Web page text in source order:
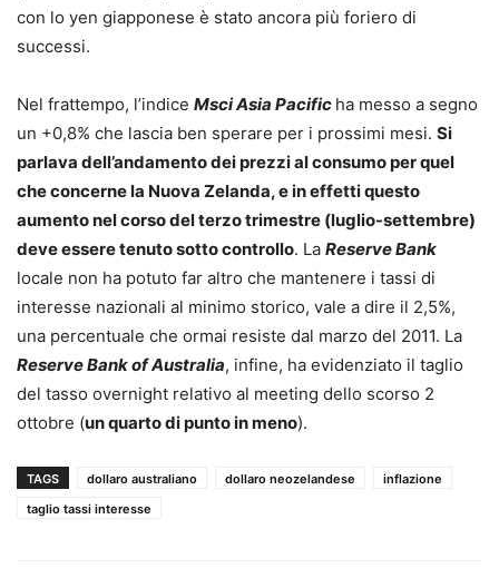
con lo yen giapponese è stato ancora più foriero di
successi.
Nel frattempo, l’indice Msci Asia Pacific ha messo a segno
un +0,8% che lascia ben sperare per i prossimi mesi. Si
parlava dell’andamento dei prezzi al consumo per quel
che concerne la Nuova Zelanda, e in effetti questo
aumento nel corso del terzo trimestre (luglio-settembre)
deve essere tenuto sotto controllo. La Reserve Bank
locale non ha potuto far altro che mantenere i tassi di
interesse nazionali al minimo storico, vale a dire il 2,5%,
una percentuale che ormai resiste dal marzo del 2011. La
Reserve Bank of Australia, infine, ha evidenziato il taglio
del tasso overnight relativo al meeting dello scorso 2
ottobre (un quarto di punto in meno).
TAGS dollaro australiano dollaro neozelandese
inflazione
taglio tassi interesse